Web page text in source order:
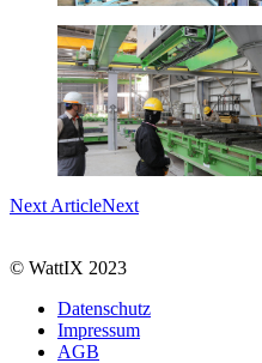
Next ArticleNext
© WattIX 2023
Datenschutz
Impressum
AGB